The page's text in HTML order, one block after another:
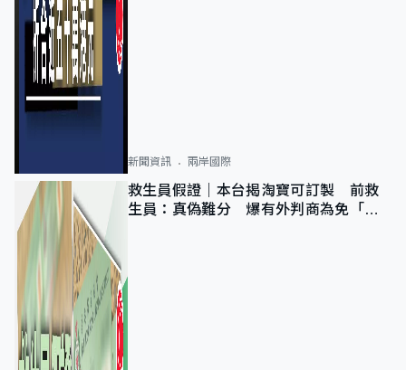
新聞資訊 兩岸國際
救生員假證｜本台揭淘寶可訂製 前救
生員：真偽難分 爆有外判商為免「封